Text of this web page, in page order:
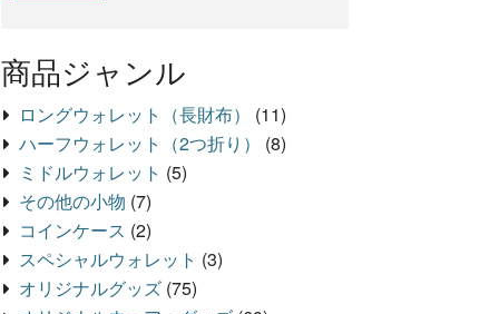
商品ジャンル
ロングウォレット（長財布）
(11)
ハーフウォレット（2つ折り）
(8)
ミドルウォレット (5)
その他の小物 (7)
コインケース (2)
スペシャルウォレット (3)
オリジナルグッズ (75)